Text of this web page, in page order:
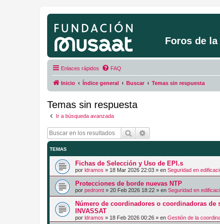
Foros de
Enlaces rápidos FAQ
Inicio Índice general Buscar Temas sin respuesta
Temas sin respuesta
Ir a búsqueda avanzada
Buscar
TEMAS
Fichas de Selección y Uso de EPI.s
por ldramos » 18 Mar 2026 22:03 » en Seguridad en
Protecciones de borde nuevas NTP
por pedromt » 20 Feb 2026 18:22 » en Seguridad en
Número de coordinadores o coordinadoras
INVASSAT
por ldramos » 18 Feb 2026 00:26 » en Gestión de la